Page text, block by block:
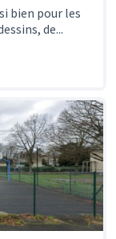
bien pour les
de...